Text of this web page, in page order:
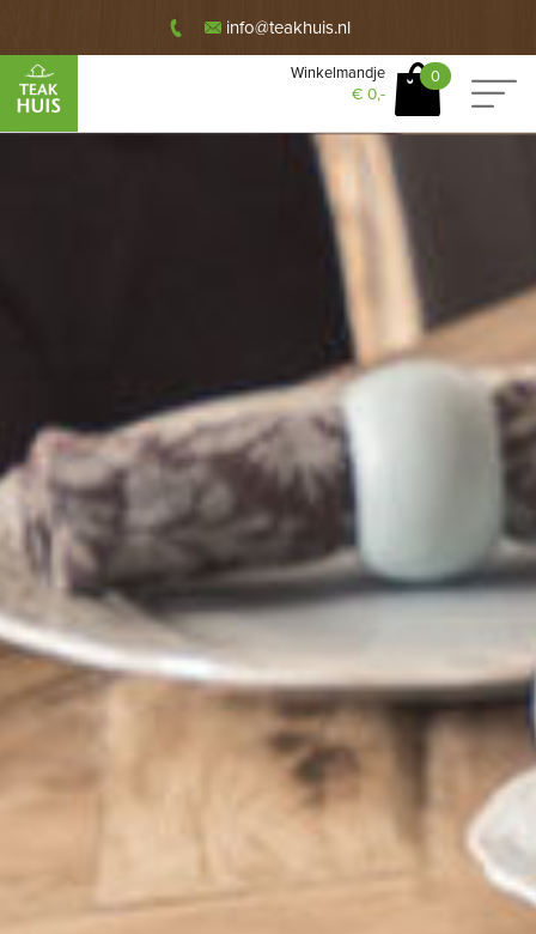
info@teakhuis.nl
0
Winkelmandje
€ 0,-